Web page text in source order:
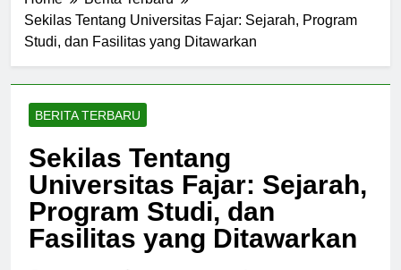
Home
Berita Terbaru
Sekilas Tentang Universitas Fajar: Sejarah, Program
BERITA TERBARU
Sekilas Tentang
Universitas Fajar: Sejarah,
Program Studi, dan
Fasilitas yang Ditawarkan